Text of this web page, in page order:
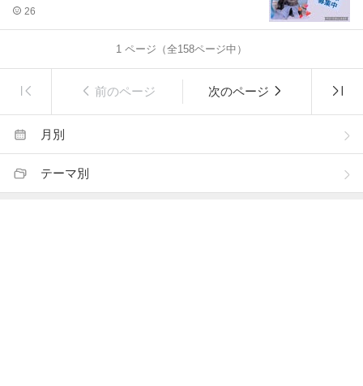
26
1 ページ（全158ページ中）
前のページ 次のページ
月別
テーマ別